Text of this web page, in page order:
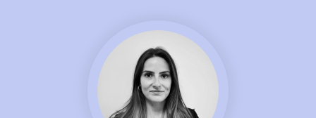
f.level@aje-avocats.fr
+ d'infos